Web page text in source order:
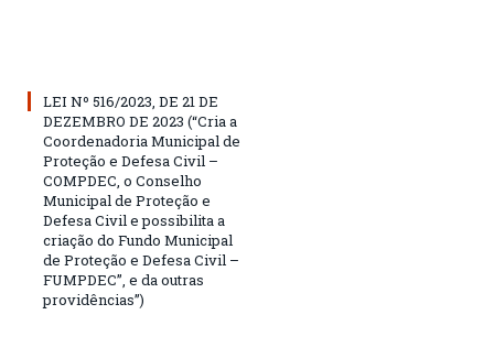
LEI Nº 516/2023, DE 21 DE
DEZEMBRO DE 2023 (“Cria a
Coordenadoria Municipal de
Proteção e Defesa Civil –
COMPDEC, o Conselho
Municipal de Proteção e
Defesa Civil e possibilita a
criação do Fundo Municipal
de Proteção e Defesa Civil –
FUMPDEC”, e da outras
providências”)